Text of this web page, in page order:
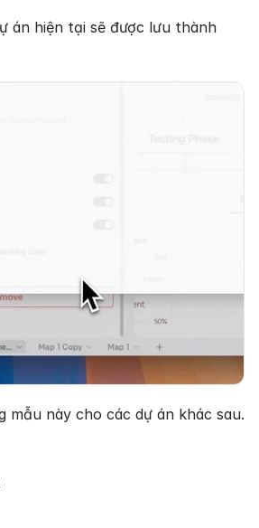
án hiện tại sẽ được lưu thành
mẫu này cho các dự án khác sau.